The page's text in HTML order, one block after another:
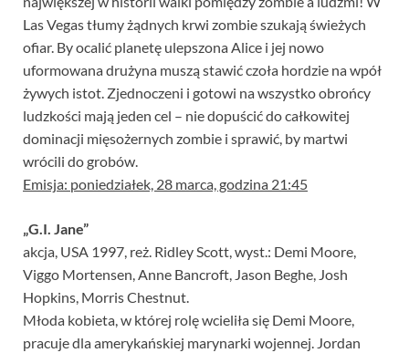
Las Vegas tłumy żądnych krwi zombie szukają świeżych
ofiar. By ocalić planetę ulepszona Alice i jej nowo
uformowana drużyna muszą stawić czoła hordzie na wpół
żywych istot. Zjednoczeni i gotowi na wszystko obrońcy
ludzkości mają jeden cel – nie dopuścić do całkowitej
dominacji mięsożernych zombie i sprawić, by martwi
wrócili do grobów.
Emisja: poniedziałek, 28 marca, godzina 21:45
„G.I. Jane”
akcja, USA 1997, reż. Ridley Scott, wyst.: Demi Moore,
Viggo Mortensen, Anne Bancroft, Jason Beghe, Josh
Hopkins, Morris Chestnut.
Młoda kobieta, w której rolę wcieliła się Demi Moore,
pracuje dla amerykańskiej marynarki wojennej. Jordan